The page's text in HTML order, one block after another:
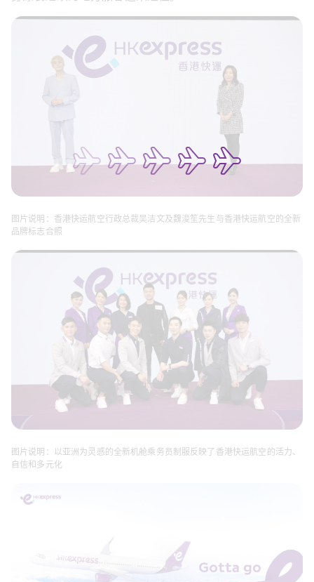
图片说明：香港快运航空行政总裁吴洁文及魏浚笙先生与香港快运航空的全新
品牌标志合照
图片说明：以亚洲为灵感的全新机舱乘务员制服反映了香港快运航空的活力、
自信和多元化